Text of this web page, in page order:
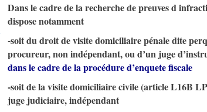
Dans le cadre de la recherche de preuves d
dispose notamment
-soit du droit de visite domiciliaire pénale dite
procureur, non indépendant, ou d’un juge
dans le cadre de la procédure d’enquete fiscale
-soit de la visite domiciliaire civile (article L16B
juge judiciaire, indépendant